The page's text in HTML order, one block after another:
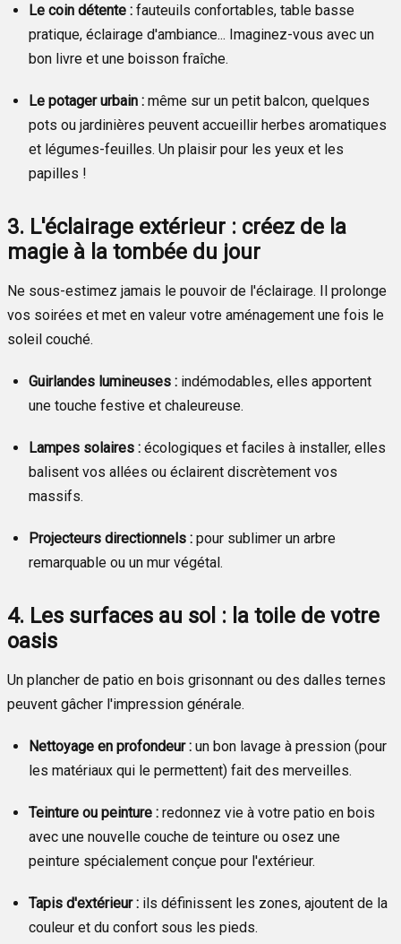
Le coin détente : fauteuils confortables, table basse
pratique, éclairage d'ambiance... Imaginez-vous avec un
bon livre et une boisson fraîche.
Le potager urbain : même sur un petit balcon, quelques
pots ou jardinières peuvent accueillir herbes aromatiques
et légumes-feuilles. Un plaisir pour les yeux et les
papilles !
3. L'éclairage extérieur : créez de la
magie à la tombée du jour
Ne sous-estimez jamais le pouvoir de l'éclairage. Il prolonge
vos soirées et met en valeur votre aménagement une fois le
soleil couché.
Guirlandes lumineuses : indémodables, elles apportent
une touche festive et chaleureuse.
Lampes solaires : écologiques et faciles à installer, elles
balisent vos allées ou éclairent discrètement vos
massifs.
Projecteurs directionnels : pour sublimer un arbre
remarquable ou un mur végétal.
4. Les surfaces au sol : la toile de votre
oasis
Un plancher de patio en bois grisonnant ou des dalles ternes
peuvent gâcher l'impression générale.
Nettoyage en profondeur : un bon lavage à pression (pour
les matériaux qui le permettent) fait des merveilles.
Teinture ou peinture : redonnez vie à votre patio en bois
avec une nouvelle couche de teinture ou osez une
peinture spécialement conçue pour l'extérieur.
Tapis d'extérieur : ils définissent les zones, ajoutent de la
couleur et du confort sous les pieds.